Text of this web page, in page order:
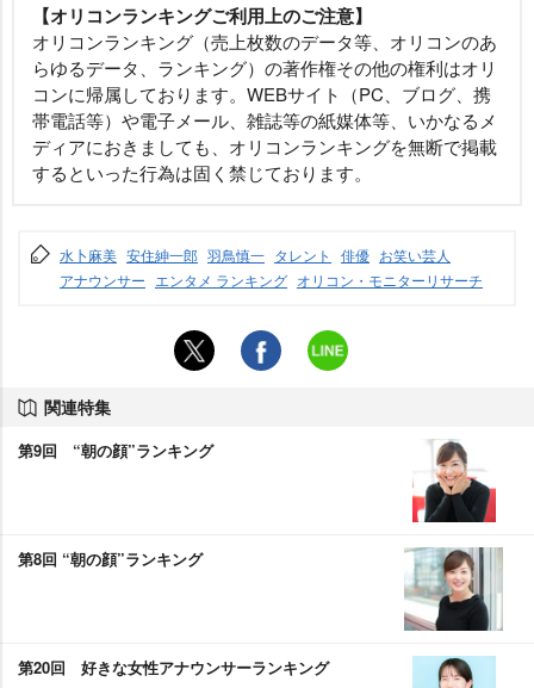
【オリコンランキングご利用上のご注意】
オリコンランキング（売上枚数のデータ等、オリコンのあ
らゆるデータ、ランキング）の著作権その他の権利はオリ
コンに帰属しております。WEBサイト（PC、ブログ、携
帯電話等）や電子メール、雑誌等の紙媒体等、いかなるメ
ディアにおきましても、オリコンランキングを無断で掲載
するといった行為は固く禁じております。
水卜麻美 安住紳一郎 羽鳥慎一 タレント 俳優 お笑い芸人
アナウンサー エンタメ ランキング オリコン・モニターリサーチ
関連特集
第9回 “朝の顔”ランキング
第8回 “朝の顔”ランキング
第20回 好きな女性アナウンサーランキング